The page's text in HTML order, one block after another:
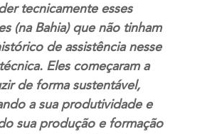
tecnicamente esses
(na Bahia) que não tinham
de assistência nesse
Eles começaram a
de forma sustentável,
a sua produtividade e
sua produção e formação